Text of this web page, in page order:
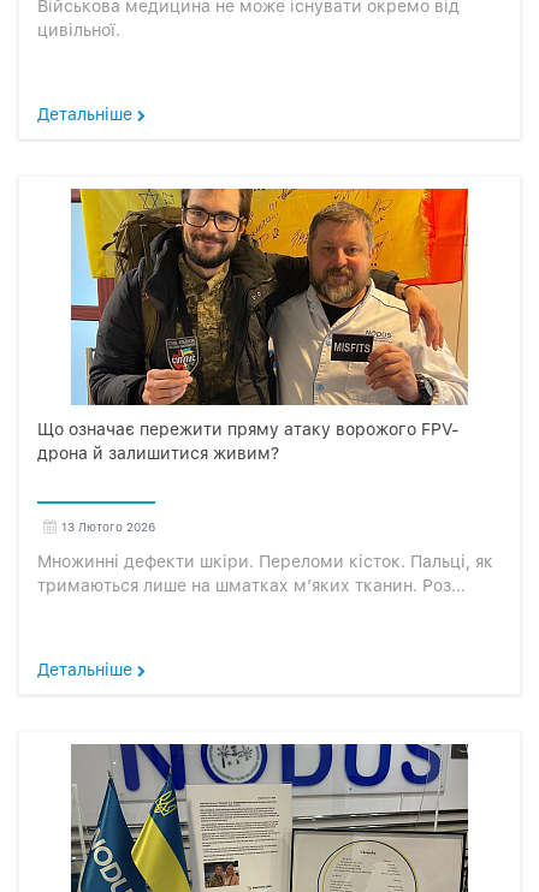
Військова медицина не може існувати окремо від
цивільної.
Детальніше
Що означає пережити пряму атаку ворожого FPV-
дрона й залишитися живим?
13 Лютого 2026
Множинні дефекти шкіри. Переломи кісток. Пальці, як
тримаються лише на шматках м’яких тканин. Роз...
Детальніше